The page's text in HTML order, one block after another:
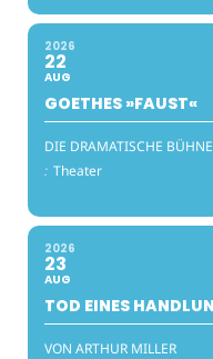
2026
22
AUG
GOETHES »FAUST«
DIE DRAMATISCHE BÜHNE
: Theater
2026
23
AUG
TOD EINES
VON ARTHUR MILLER